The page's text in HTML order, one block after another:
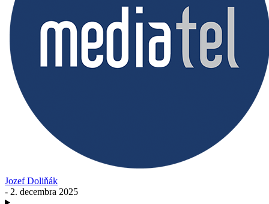
Jozef Doliňák
- 2. decembra 2025